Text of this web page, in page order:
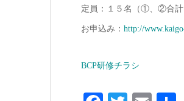
定員：１５名（①、②合計
お申込み： http://
BCP研修チラシ